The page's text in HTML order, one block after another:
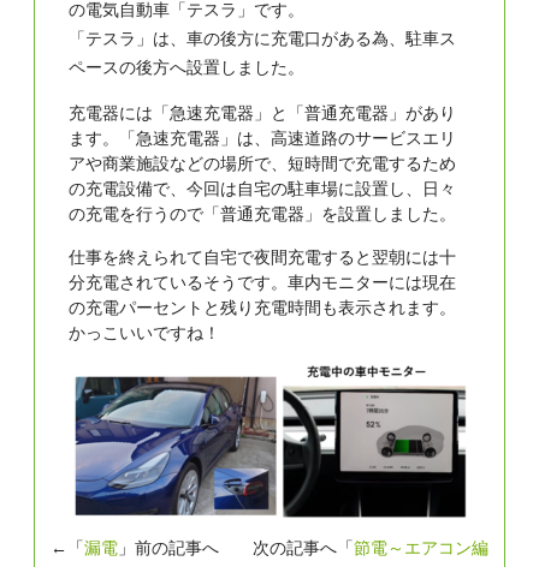
の電気自動車「テスラ」です。
「テスラ」は、車の後方に充電口がある為、駐車ス
ペースの後方へ設置しました。
充電器には「急速充電器」と「普通充電器」があり
ます。「急速充電器」は、高速道路のサービスエリ
アや商業施設などの場所で、短時間で充電するため
の充電設備で、今回は自宅の駐車場に設置し、日々
の充電を行うので「普通充電器」を設置しました。
仕事を終えられて自宅で夜間充電すると翌朝には十
分充電されているそうです。車内モニターには現在
の充電パーセントと残り充電時間も表示されます。
かっこいいですね！
←「 漏電 」前の記事へ 次の記事へ「 節電～エアコン編